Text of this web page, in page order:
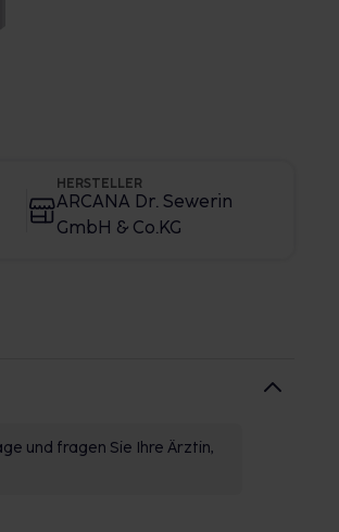
HERSTELLER
ARCANA Dr. Sewerin
GmbH & Co.KG
und fragen Sie Ihre Ärztin,